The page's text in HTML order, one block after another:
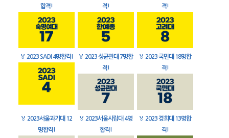
합격!
격!
격!
🏅 2023 SADI 4명합격! 🏅 2023 성균관대 7명합
격!
🏅 2023 국민대 18명합
격!
🏅 2023서울과기대 12
명합격!
🏅 2023서울시립대 4명
합격!
🏅 2023 경희대 13명합
격!